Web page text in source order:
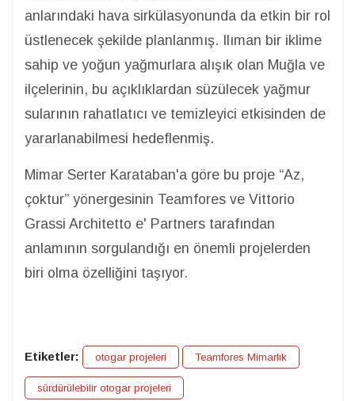
anlarındaki hava sirkülasyonunda da etkin bir rol
üstlenecek şekilde planlanmış. Ilıman bir iklime
sahip ve yoğun yağmurlara alışık olan Muğla ve
ilçelerinin, bu açıklıklardan süzülecek yağmur
sularının rahatlatıcı ve temizleyici etkisinden de
yararlanabilmesi hedeflenmiş.
Mimar Serter Karataban'a göre bu proje “Az,
çoktur” yönergesinin Teamfores ve Vittorio
Grassi Architetto e' Partners tarafından
anlamının sorgulandığı en önemli projelerden
biri olma özelliğini taşıyor.
Etiketler: otogar projeleri Teamfores Mimarlık
sürdürülebilir otogar projeleri